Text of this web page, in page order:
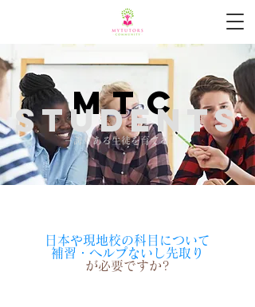
MTC
Students
－​誇りある生徒を育てる －
日本や現地校の科目について
補習・ヘルプないし先取り
が必要ですか?